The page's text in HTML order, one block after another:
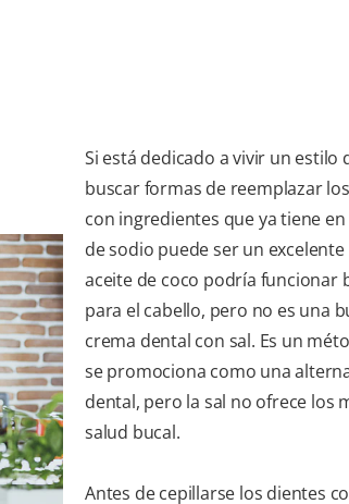
Si está dedicado a vivir un estilo
buscar formas de reemplazar
con ingredientes que ya tiene
de sodio puede ser un
aceite de coco podría funcionar
para el cabello, pero no es una
crema dental con sal. Es un
se promociona como una
dental, pero la sal no ofrece los
salud bucal.
Antes de cepillarse los dientes